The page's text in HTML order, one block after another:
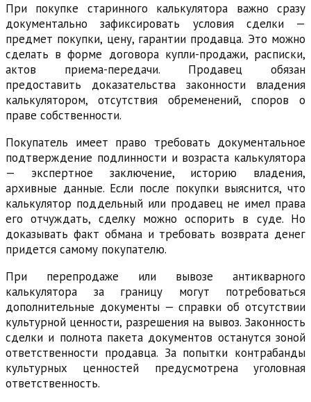
При покупке старинного калькулятора важно сразу
документально зафиксировать условия сделки —
предмет покупки, цену, гарантии продавца. Это можно
сделать в форме договора купли-продажи, расписки,
актов приема-передачи. Продавец обязан
предоставить доказательства законности владения
калькулятором, отсутствия обременений, споров о
праве собственности.
Покупатель имеет право требовать документальное
подтверждение подлинности и возраста калькулятора
— экспертное заключение, историю владения,
архивные данные. Если после покупки выяснится, что
калькулятор поддельный или продавец не имел права
его отчуждать, сделку можно оспорить в суде. Но
доказывать факт обмана и требовать возврата денег
придется самому покупателю.
При перепродаже или вывозе антикварного
калькулятора за границу могут потребоваться
дополнительные документы — справки об отсутствии
культурной ценности, разрешения на вывоз. Законность
сделки и полнота пакета документов останутся зоной
ответственности продавца. За попытки контрабанды
культурных ценностей предусмотрена уголовная
ответственность.